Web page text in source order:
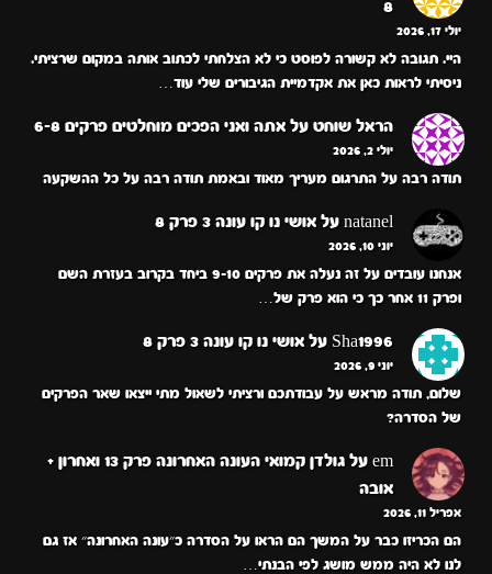
8
יולי 17, 2026
היי. תגובה לא קשורה לפוסט כי לא הצלחתי לכתוב אותה במקום שרציתי.
ניסיתי לראות כאן את אקדמיית הגיבורים שלי עוד…
הראל שוחט על אתה ואני הפכים מוחלטים פרקים 6-8
יולי 2, 2026
תודה רבה על התרגום מעריך מאוד ובאמת תודה רבה על כל ההשקעה
natanel על אושי נו קו עונה 3 פרק 8
יוני 10, 2026
אנחנו עובדים על זה נעלה את פרקים 9-10 ביחד בקרוב בעזרת השם
ופרק 11 אחר כך כי הוא פרק של…
Sha1996 על אושי נו קו עונה 3 פרק 8
יוני 9, 2026
שלום, תודה מראש על עבודתכם ורציתי לשאול מתי ייצאו שאר הפרקים
של הסדרה?
em על
גולדן קמואי העונה האחרונה פרק 13 ואחרון +
אובה
אפריל 11, 2026
הם הכריזו כבר על המשך הם הראו על הסדרה כ״עונה האחרונה״ אז גם
לנו לא היה ממש מושג לפי הבנתי…